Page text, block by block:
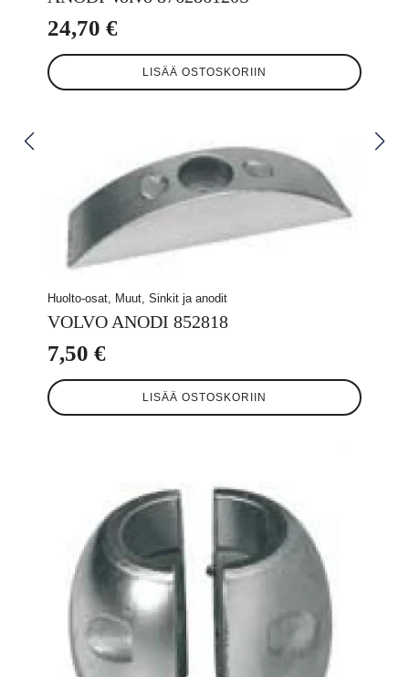
24,70 €
LISÄÄ OSTOSKORIIN
Huolto-osat, Muut, Sinkit ja anodit
VOLVO ANODI 852818
7,50 €
LISÄÄ OSTOSKORIIN